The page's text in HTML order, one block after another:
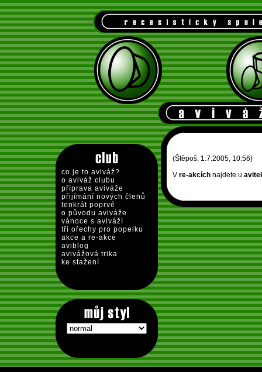
co je to aviváž?
o aviváž clubu
příprava aviváže
přijímání nových členů
tenkrát poprvé
o původu aviváže
vánoce s aviváží
tři ořechy pro popelku
akce a re-akce
aviblog
avivážová trika
ke stažení
(Štěpoš, 1.7.2005, 10:56)
V re-akcích najdete u